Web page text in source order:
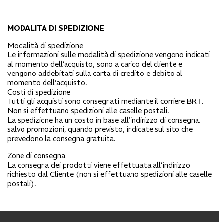
MODALITÀ DI SPEDIZIONE
Modalità di spedizione
Le informazioni sulle modalità di spedizione vengono indicati
al momento dell’acquisto, sono a carico del cliente e
vengono addebitati sulla carta di credito e debito al
momento dell’acquisto.
Costi di spedizione
Tutti gli acquisti sono consegnati mediante il corriere BRT.
Non si effettuano spedizioni alle caselle postali.
La spedizione ha un costo in base all'indirizzo di consegna,
salvo promozioni, quando previsto, indicate sul sito che
prevedono la consegna gratuita.
Zone di consegna
La consegna dei prodotti viene effettuata all’indirizzo
richiesto dal Cliente (non si effettuano spedizioni alle caselle
postali).